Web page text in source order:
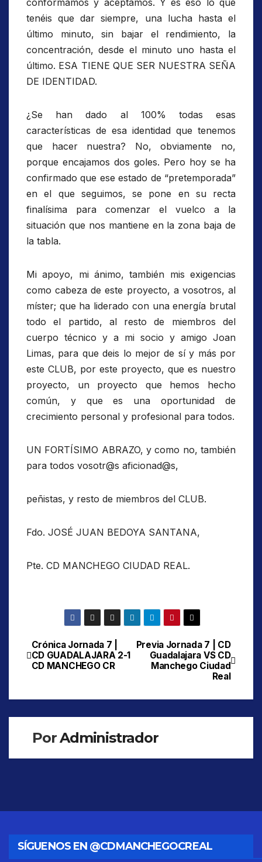
conformamos y aceptamos. Y es eso lo que
tenéis que dar siempre, una lucha hasta el
último minuto, sin bajar el rendimiento, la
concentración, desde el minuto uno hasta el
último. ESA TIENE QUE SER NUESTRA SEÑA
DE IDENTIDAD.
¿Se han dado al 100% todas esas
características de esa identidad que tenemos
que hacer nuestra? No, obviamente no,
porque encajamos dos goles. Pero hoy se ha
confirmado que ese estado de “pretemporada”
en el que seguimos, se pone en su recta
finalísima para comenzar el vuelco a la
situación que nos mantiene en la zona baja de
la tabla.
Mi apoyo, mi ánimo, también mis exigencias
como cabeza de este proyecto, a vosotros, al
míster; que ha liderado con una energía brutal
todo el partido, al resto de miembros del
cuerpo técnico y a mi socio y amigo Joan
Limas, para que deis lo mejor de sí y más por
este CLUB, por este proyecto, que es nuestro
proyecto, un proyecto que hemos hecho
común, y que es una oportunidad de
crecimiento personal y profesional para todos.
UN FORTÍSIMO ABRAZO, y como no, también
para todos vosotr@s aficionad@s,
peñistas, y resto de miembros del CLUB.
Fdo. JOSÉ JUAN BEDOYA SANTANA,
Pte. CD MANCHEGO CIUDAD REAL.
Navegación
de
entradas
Previa Jornada 7 | CD
Guadalajara VS CD
Manchego Ciudad
Real
Crónica Jornada 7 |
CD GUADALAJARA 2-1
CD MANCHEGO CR
PorAdministrador
SÍGUENOS EN @CDMANCHEGOCREAL